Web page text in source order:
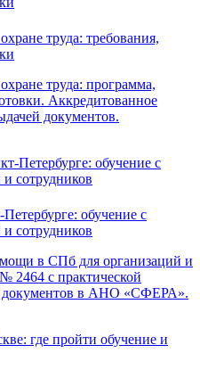
труда: требования,
труда: программа,
Аккредитованное
документов.
обучение с
сотрудников
в СПб для организаций и
2464 с практической
документов в АНО «СФЕРА».